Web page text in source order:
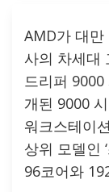
AMD가 대
사의 차세대
드리퍼
개된 9000
워크스테이
상위 모델인
96코어와